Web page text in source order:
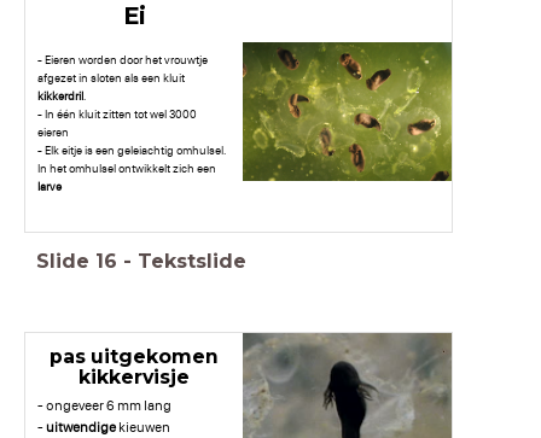
Ei
- Eieren worden door het vrouwtje
afgezet in sloten als een kluit
kikkerdril.
- In één kluit zitten tot wel 3000
eieren
- Elk eitje is een geleiachtig omhulsel.
In het omhulsel ontwikkelt zich een
larve
Slide 16 - Tekstslide
pas uitgekomen
kikkervisje
- ongeveer 6 mm lang
-uitwendigekieuwen